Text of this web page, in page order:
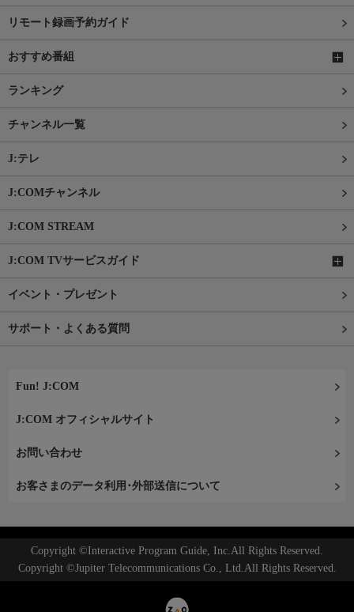
リモート録画予約ガイド
おすすめ番組
ランキング
チャンネル一覧
J:テレ
J:COMチャンネル
J:COM STREAM
J:COM TVサービスガイド
イベント・プレゼント
サポート・よくある質問
Fun! J:COM
J:COM オフィシャルサイト
お問い合わせ
お客さまのデータ利用･外部送信について
Copyright ©Interactive Program Guide, Inc.All Rights Reserved.
Copyright ©Jupiter Telecommunications Co., Ltd.All Rights Reserved.